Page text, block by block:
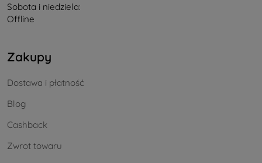
Sobota i niedziela:
Offline
Zakupy
Dostawa i płatność
Blog
Cashback
Zwrot towaru